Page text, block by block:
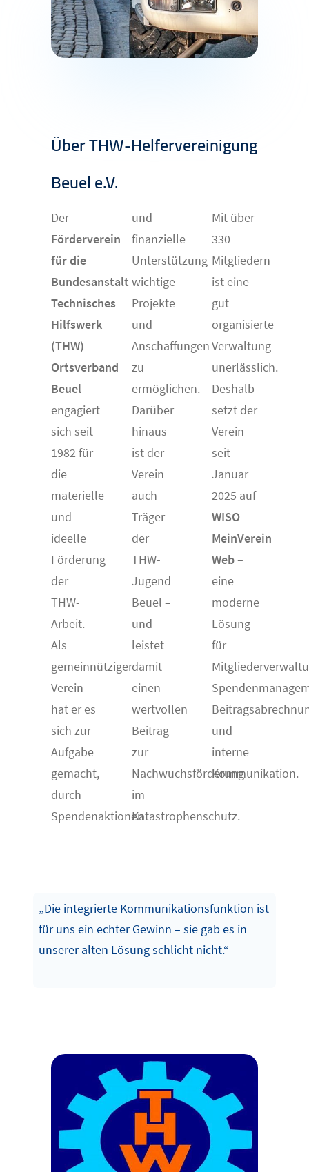
Über THW-Helfervereinigung
Beuel e.V.
Der
Förderverein
für die
Bundesanstalt
Technisches
Hilfswerk
(THW)
Ortsverband
Beuel
engagiert
sich seit
1982 für
die
materielle
und
ideelle
Förderung
der
THW-
Arbeit.
Als
gemeinnütziger
Verein
hat er es
sich zur
Aufgabe
gemacht,
durch
Spendenaktionen
und
finanzielle
Unterstützung
wichtige
Projekte
und
Anschaffungen
zu
ermöglichen.
Darüber
hinaus
ist der
Verein
auch
Träger
der
THW-
Jugend
Beuel –
und
leistet
damit
einen
wertvollen
Beitrag
zur
Nachwuchsförderung
im
Katastrophenschutz.
Mit über
330
Mitgliedern
ist eine
gut
organisierte
Verwaltung
unerlässlich.
Deshalb
setzt der
Verein
seit
Januar
2025 auf
WISO
MeinVerein
Web–
eine
moderne
Lösung
für
und
interne
Kommunikation.
„Die integrierte Kommunikationsfunktion ist
für uns ein echter Gewinn – sie gab es in
unserer alten Lösung schlicht nicht.“